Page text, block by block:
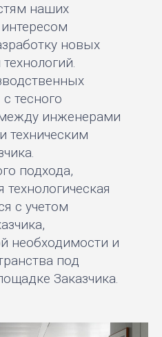
наших
новых
тесного
инженерами
техническим
подхода,
с учетом
необходимости и
под
Заказчика.